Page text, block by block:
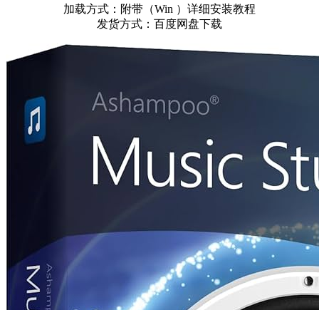
加载方式：附带（Win ）详细安装教程
发货方式：百度网盘下载